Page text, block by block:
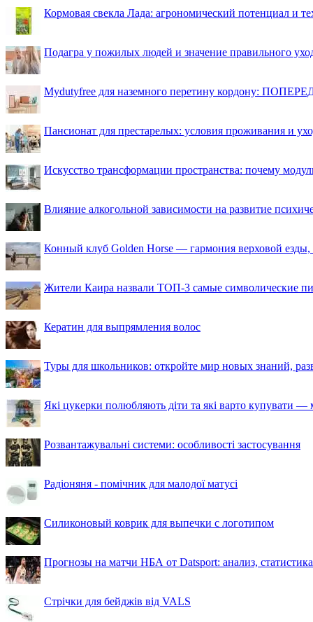
Кормовая свекла Лада: агрономический потенциал и
Подагра у пожилых людей и значение правильного
Mydutyfree для наземного перетину кордону:
Пансионат для престарелых: условия проживания и
Искусство трансформации пространства: почему
Влияние алкогольной зависимости на развитие
Конный клуб Golden Horse — гармония верховой езды,
Жители Каира назвали ТОП-3 самые символические
Кератин для выпрямления волос
Туры для школьников: откройте мир новых знаний,
Які цукерки полюбляють діти та які варто купувати —
Розвантажувальні системи: особливості застосування
Радіоняня - помічник для малодої матусі
Силиконовый коврик для выпечки с логотипом
Прогнозы на матчи НБА от Datsport: анализ,
Стрічки для бейджів від VALS